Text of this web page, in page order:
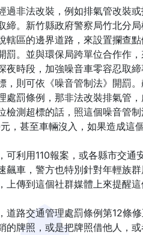
非法改裝，例如排氣管改裝
。新竹縣政府警察局竹北分
區的邊界道路，來設置攔查
。並與環保局跨單位合作作
時段，加強噪音車零容忍取締
則可依《噪音管制法》開罰
處罰條例，那非法改裝排氣管
測超標的話，照這個噪音管
，甚至車輛沒入，如果造成這
利用110報案，或各縣市交通
車，警方也特別針對年輕族
傳到這個社群媒體上來提醒
路交通管理處罰條例第12條
牌照，或是把牌照借他人，